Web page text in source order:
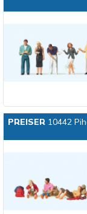
PREISER10442